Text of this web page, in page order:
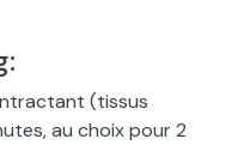
(tissus
au choix pour 2